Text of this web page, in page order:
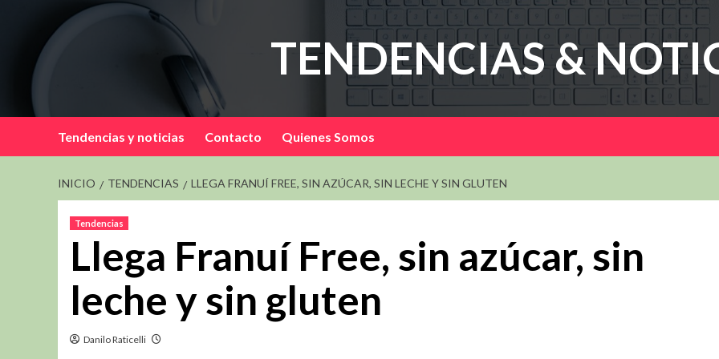
contenido
TENDENCIAS &
Tendencias y noticias Contacto Quienes Somos
INICIO TENDENCIAS LLEGA FRANUÍ FREE, SIN AZÚCAR, SIN LECHE Y SIN GLUTEN
Tendencias
Llega Franuí Free, sin azúcar, sin
leche y sin gluten
Danilo Raticelli